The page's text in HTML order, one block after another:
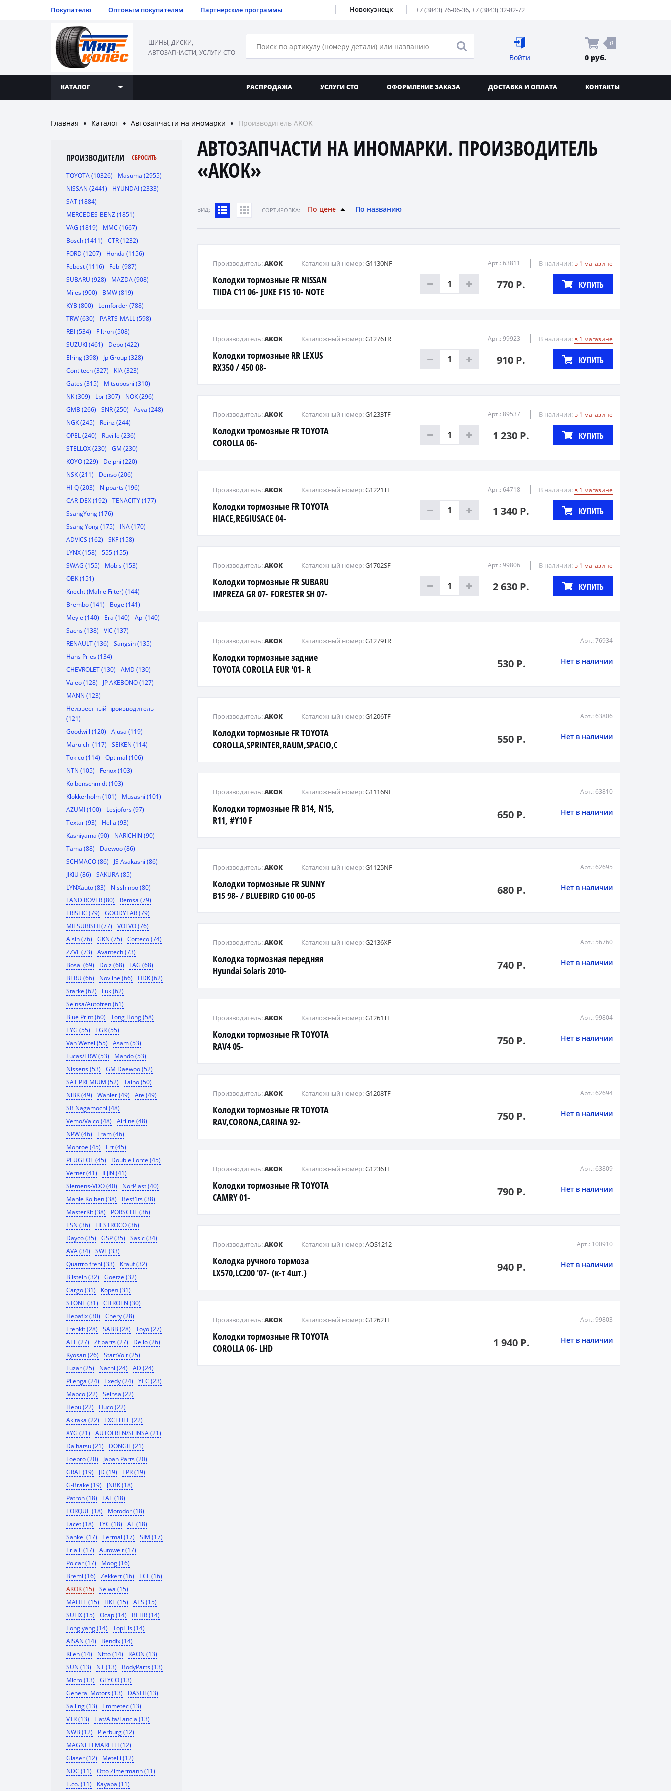
Покупателю Оптовым покупателям Партнерские программы Новокузнецк +7 (3843) 76-06-36,+7 (3843) 32-82-72
ШИНЫ, ДИСКИ,
АВТОЗАПЧАСТИ, УСЛУГИ СТО
Войти
0
0 руб.
КАТАЛОГ РАСПРОДАЖА УСЛУГИ СТО ОФОРМЛЕНИЕ ЗАКАЗА ДОСТАВКА И ОПЛАТА КОНТАКТЫ
Главная ● Каталог ● Автозапчасти на иномарки ● Производитель AKOK
ПРОИЗВОДИТЕЛИ СБРОСИТЬ
TOYOTA (10326)
Masuma (2955)
NISSAN (2441)
HYUNDAI (2333)
SAT (1884)
MERCEDES-BENZ (1851)
VAG (1819)
MMC (1667)
Bosch (1411)
CTR (1232)
FORD (1207)
Honda (1156)
Febest (1116)
Febi (987)
SUBARU (928)
MAZDA (908)
Miles (900)
BMW (819)
KYB (800)
Lemforder (788)
TRW (630)
PARTS-MALL (598)
RBI (534)
Filtron (508)
SUZUKI (461)
Depo (422)
Elring (398)
Jp Group (328)
Contitech (327)
KIA (323)
Gates (315)
Mitsuboshi (310)
NK (309)
Lpr (307)
NOK (296)
GMB (266)
SNR (250)
Asva (248)
NGK (245)
Reinz (244)
OPEL (240)
Ruville (236)
STELLOX (230)
GM (230)
KOYO (229)
Delphi (220)
NSK (211)
Denso (206)
HI-Q (203)
Nipparts (196)
CAR-DEX (192)
TENACITY (177)
SsangYong (176)
Ssang Yong (175)
INA (170)
ADVICS (162)
SKF (158)
LYNX (158)
555 (155)
SWAG (155)
Mobis (153)
OBK (151)
Knecht (Mahle Filter) (144)
Brembo (141)
Boge (141)
Meyle (140)
Era (140)
Api (140)
Sachs (138)
VIC (137)
RENAULT (136)
Sangsin (135)
Hans Pries (134)
CHEVROLET (130)
AMD (130)
Valeo (128)
JP AKEBONO (127)
MANN (123)
Неизвестный производитель
(121)
Goodwill (120)
Ajusa (119)
Maruichi (117)
SEIKEN (114)
Tokico (114)
Optimal (106)
NTN (105)
Fenox (103)
Kolbenschmidt (103)
Klokkerholm (101)
Musashi (101)
AZUMI (100)
Lesjofors (97)
Textar (93)
Hella (93)
Kashiyama (90)
NARICHIN (90)
Tama (88)
Daewoo (86)
SCHMACO (86)
JS Asakashi (86)
JIKIU (86)
SAKURA (85)
LYNXauto (83)
Nisshinbo (80)
LAND ROVER (80)
Remsa (79)
ERISTIC (79)
GOODYEAR (79)
MITSUBISHI (77)
VOLVO (76)
Aisin (76)
GKN (75)
Corteco (74)
ZZVF (73)
Avantech (73)
Bosal (69)
Dolz (68)
FAG (68)
BERU (66)
Novline (66)
HDK (62)
Starke (62)
Luk (62)
Seinsa/Autofren (61)
Blue Print (60)
Tong Hong (58)
TYG (55)
EGR (55)
Van Wezel (55)
Asam (53)
Lucas/TRW (53)
Mando (53)
Nissens (53)
GM Daewoo (52)
SAT PREMIUM (52)
Taiho (50)
NiBK (49)
Wahler (49)
Ate (49)
SB Nagamochi (48)
Vemo/Vaico (48)
Airline (48)
NPW (46)
Fram (46)
Monroe (45)
Ert (45)
PEUGEOT (45)
Double Force (45)
Vernet (41)
ILJIN (41)
Siemens-VDO (40)
NorPlast (40)
Mahle Kolben (38)
Besf1ts (38)
MasterKit (38)
PORSCHE (36)
TSN (36)
FIESTROCO (36)
Dayco (35)
GSP (35)
Sasic (34)
AVA (34)
SWF (33)
Quattro freni (33)
Krauf (32)
Bilstein (32)
Goetze (32)
Cargo (31)
Корея (31)
STONE (31)
CITROEN (30)
Hepafix (30)
Chery (28)
Frenkit (28)
SABB (28)
Toyo (27)
ATL (27)
Zf parts (27)
Dello (26)
Kyosan (26)
StartVolt (25)
Luzar (25)
Nachi (24)
AD (24)
Pilenga (24)
Exedy (24)
YEC (23)
Mapco (22)
Seinsa (22)
Hepu (22)
Huco (22)
Akitaka (22)
EXCELITE (22)
XYG (21)
AUTOFREN/SEINSA (21)
Daihatsu (21)
DONGIL (21)
Loebro (20)
Japan Parts (20)
GRAF (19)
JD (19)
TPR (19)
G-Brake (19)
JNBK (18)
Patron (18)
FAE (18)
TORQUE (18)
Motodor (18)
Facet (18)
TYC (18)
AE (18)
Sankei (17)
Termal (17)
SIM (17)
Trialli (17)
Autowelt (17)
Polcar (17)
Moog (16)
Bremi (16)
Zekkert (16)
TCL (16)
AKOK (15)
Seiwa (15)
MAHLE (15)
HKT (15)
ATS (15)
SUFIX (15)
Ocap (14)
BEHR (14)
Tong yang (14)
TopFils (14)
AISAN (14)
Bendix (14)
Kilen (14)
Nitto (14)
RAON (13)
SUN (13)
NT (13)
BodyParts (13)
Micro (13)
GLYCO (13)
General Motors (13)
DASHI (13)
Sailing (13)
Emmetec (13)
VTR (13)
Fiat/Alfa/Lancia (13)
NWB (12)
Pierburg (12)
MAGNETI MARELLI (12)
Glaser (12)
Metelli (12)
NDC (11)
Otto Zimermann (11)
E.co. (11)
Kayaba (11)
АВТОЗАПЧАСТИ НА ИНОМАРКИ. ПРОИЗВОДИТЕЛЬ
«AKOK»
ВИД: CОРТИРОВКА: По цене По названию
Колодки тормозные FR NISSAN
TIIDA C11 06- JUKE F15 10- NOTE
Производитель:AKOK Каталожный номер:G1130NF Арт.: 63811 В наличии: в 1 магазине
770 Р. КУПИТЬ
Колодки тормозные RR LEXUS
RX350 / 450 08-
Производитель:AKOK Каталожный номер:G1276TR Арт.: 99923 В наличии: в 1 магазине
910 Р. КУПИТЬ
Колодки тромозные FR TOYOTA
COROLLA 06-
Производитель:AKOK Каталожный номер:G1233TF Арт.: 89537 В наличии: в 1 магазине
1 230 Р. КУПИТЬ
Колодки тормозные FR TOYOTA
HIACE,REGIUSACE 04-
Производитель:AKOK Каталожный номер:G1221TF Арт.: 64718 В наличии: в 1 магазине
1 340 Р. КУПИТЬ
Колодки тормозные FR SUBARU
IMPREZA GR 07- FORESTER SH 07-
Производитель:AKOK Каталожный номер:G1702SF Арт.: 99806 В наличии: в 1 магазине
2 630 Р. КУПИТЬ
Колодки тормозные задние
TOYOTA COROLLA EUR '01- R
Производитель:AKOK Каталожный номер:G1279TR Арт.: 76934
530 Р. Нет в наличии
Колодки тормозные FR TOYOTA
COROLLA,SPRINTER,RAUM,SPACIO,CALDINA
Производитель:AKOK Каталожный номер:G1206TF Арт.: 63806
550 Р. Нет в наличии
Колодки тормозные FR B14, N15,
R11, #Y10 F
Производитель:AKOK Каталожный номер:G1116NF Арт.: 63810
650 Р. Нет в наличии
Колодки тормозные FR SUNNY
B15 98- / BLUEBIRD G10 00-05
Производитель:AKOK Каталожный номер:G1125NF Арт.: 62695
680 Р. Нет в наличии
Колодка тормозная передняя
Hyundai Solaris 2010-
Производитель:AKOK Каталожный номер:G2136XF Арт.: 56760
740 Р. Нет в наличии
Колодки тормозные FR TOYOTA
RAV4 05-
Производитель:AKOK Каталожный номер:G1261TF Арт.: 99804
750 Р. Нет в наличии
Колодки тормозные FR TOYOTA
RAV,CORONA,CARINA 92-
Производитель:AKOK Каталожный номер:G1208TF Арт.: 62694
750 Р. Нет в наличии
Колодки тормозные FR TOYOTA
CAMRY 01-
Производитель:AKOK Каталожный номер:G1236TF Арт.: 63809
790 Р. Нет в наличии
Колодка ручного тормоза
LX570,LC200 '07- (к-т 4шт.)
Производитель:AKOK Каталожный номер:AOS1212 Арт.: 100910
940 Р. Нет в наличии
Колодки тормозные FR TOYOTA
COROLLA 06- LHD
Производитель:AKOK Каталожный номер:G1262TF Арт.: 99803
1 940 Р. Нет в наличии